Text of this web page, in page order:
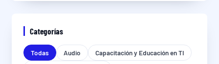
Categorías
Todas Audio
Capacitación y Educación en TI